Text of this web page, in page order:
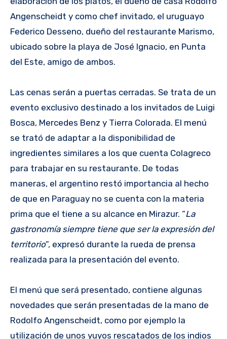
Angenscheidt y como chef invitado, el uruguayo
Federico Desseno, dueño del restaurante Marismo,
ubicado sobre la playa de José Ignacio, en Punta
del Este, amigo de ambos.
Las cenas serán a puertas cerradas. Se trata de un
evento exclusivo destinado a los invitados de Luigi
Bosca, Mercedes Benz y Tierra Colorada. El menú
se trató de adaptar a la disponibilidad de
ingredientes similares a los que cuenta Colagreco
para trabajar en su restaurante. De todas
maneras, el argentino restó importancia al hecho
de que en Paraguay no se cuenta con la materia
prima que el tiene a su alcance en Mirazur. “La
gastronomía siempre tiene que ser la expresión del
territorio”, expresó durante la rueda de prensa
realizada para la presentación del evento.
El menú que será presentado, contiene algunas
novedades que serán presentadas de la mano de
Rodolfo Angenscheidt, como por ejemplo la
utilización de unos yuyos rescatados de los indios